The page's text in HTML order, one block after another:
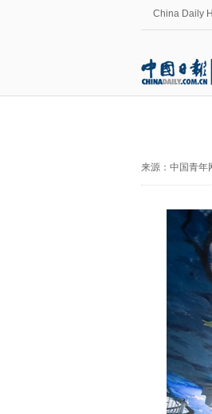
China Daily
来源：中国青年